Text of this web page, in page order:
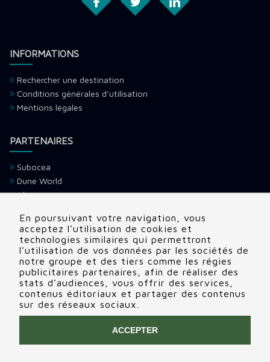
INFORMATIONS
Rechercher une destination
Conditions générales d'utilisation
Mentions légales
PARTENAIRES
Subocea
Dune World
Ultramarina
Devenir partenaire
CONTACTS
Adresse:22 rue Edouard, Clamart (92140), France
Tél:+336 69 72 88 86
Contactez nous
En poursuivant votre navigation, vous
acceptez l’utilisation de cookies et
technologies similaires qui permettront
l’utilisation de vos données par les sociétés de
notre groupe et des tiers comme les régies
publicitaires partenaires, afin de réaliser des
stats d’audiences, vous offrir des services,
contenus éditoriaux et partager des contenus
sur des réseaux sociaux.
ACCEPTER